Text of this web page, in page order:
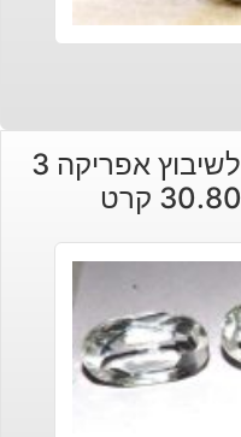
קוורץ קריסטל מלוטש לשיבוץ אפריקה 3